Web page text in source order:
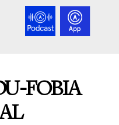
FOBIA